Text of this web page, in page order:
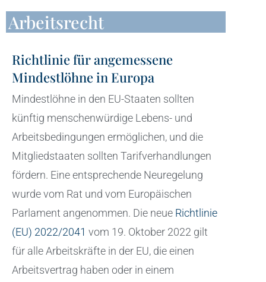
Arbeitsrecht
Richtlinie für angemessene
Mindestlöhne in Europa
Mindestlöhne in den EU-Staaten sollten
künftig menschenwürdige Lebens- und
Arbeitsbedingungen ermöglichen, und die
Mitgliedstaaten sollten Tarifverhandlungen
fördern. Eine entsprechende Neuregelung
wurde vom Rat und vom Europäischen
Parlament angenommen. Die neue Richtlinie
(EU) 2022/2041 vom 19. Oktober 2022 gilt
für alle Arbeitskräfte in der EU, die einen
Arbeitsvertrag haben oder in einem